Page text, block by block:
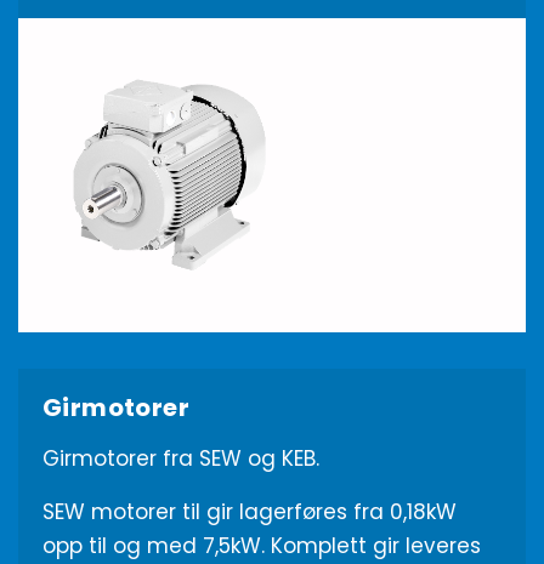
Girmotorer
Girmotorer fra SEW og KEB.
SEW motorer til gir lagerføres fra 0,18kW
opp til og med 7,5kW. Komplett gir leveres